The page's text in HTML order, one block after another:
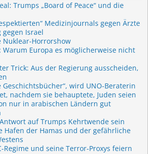
Trumps „Board of Peace“ und die
Medizinjournals gegen Ärzte
Israel
Nuklear-Horrorshow
Warum Europa es möglicherweise nicht
Trick: Aus der Regierung ausscheiden,
Geschichtsbücher“, wird UNO-Beraterin
nachdem sie behauptete, Juden seien
nur in arabischen Ländern gut
auf Trumps Kehrtwende sein
Hafen der Hamas und der gefährliche
Regime und seine Terror-Proxys feiern